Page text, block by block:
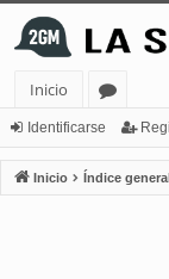
Inicio
or
os
Identificarse
Inicio Índice general